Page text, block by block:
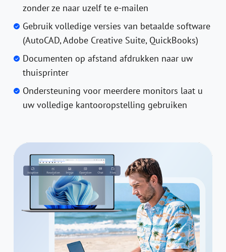
zonder ze naar uzelf te e-mailen
Gebruik volledige versies van betaalde software
(AutoCAD, Adobe Creative Suite, QuickBooks)
Documenten op afstand afdrukken naar uw
thuisprinter
Ondersteuning voor meerdere monitors laat u
uw volledige kantooropstelling gebruiken